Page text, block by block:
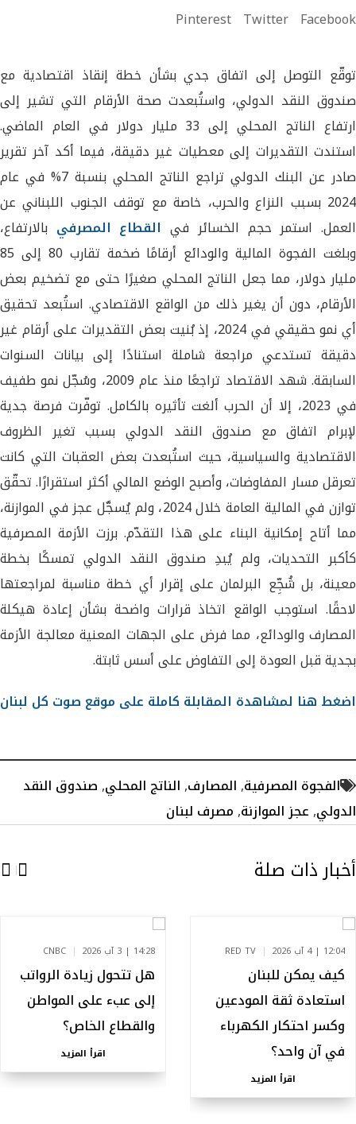
Facebook
Twitter
Pinterest
توقّع التوصل إلى اتفاق جدي بشأن خطة إنقاذ اقتصادية مع
صندوق النقد الدولي، واستُبعدت صحة الأرقام التي تشير إلى
ارتفاع الناتج المحلي إلى 33 مليار دولار في العام الماضي.
استندت التقديرات إلى معطيات غير دقيقة، فيما أكد آخر تقرير
صادر عن البنك الدولي تراجع الناتج المحلي بنسبة 7% في عام
2024 بسبب النزاع والحرب، خاصة مع توقف الجنوب اللبناني عن
العمل. استمر حجم الخسائر في القطاع المصرفي بالارتفاع،
وبلغت الفجوة المالية والودائع أرقامًا ضخمة تقارب 80 إلى 85
مليار دولار، مما جعل الناتج المحلي صغيرًا حتى مع تضخيم بعض
الأرقام، دون أن يغير ذلك من الواقع الاقتصادي. استُبعد تحقيق
أي نمو حقيقي في 2024، إذ بُنيت بعض التقديرات على أرقام غير
دقيقة تستدعي مراجعة شاملة استنادًا إلى بيانات السنوات
السابقة. شهد الاقتصاد تراجعًا منذ عام 2009، وسُجّل نمو طفيف
في 2023، إلا أن الحرب ألغت تأثيره بالكامل. توفّرت فرصة جدية
لإبرام اتفاق مع صندوق النقد الدولي بسبب تغير الظروف
الاقتصادية والسياسية، حيث استُبعدت بعض العقبات التي كانت
تعرقل مسار المفاوضات، وأصبح الوضع المالي أكثر استقرارًا. تحقّق
توازن في المالية العامة خلال 2024، ولم يُسجَّل عجز في الموازنة،
مما أتاح إمكانية البناء على هذا التقدّم. برزت الأزمة المصرفية
كأكبر التحديات، ولم يُبدِ صندوق النقد الدولي تمسكًا بخطة
معينة، بل شُجِّع البرلمان على إقرار أي خطة مناسبة لمراجعتها
لاحقًا. استوجب الواقع اتخاذ قرارات واضحة بشأن إعادة هيكلة
المصارف والودائع، مما فرض على الجهات المعنية معالجة الأزمة
بجدية قبل العودة إلى التفاوض على أسس ثابتة.
اضغط هنا لمشاهدة المقابلة كاملة على موقع صوت كل لبنان
الفجوة المصرفية,المصارف,الناتج المحلي,صندوق النقد
الدولي,عجز الموازنة,مصرف لبنان
أخبار ذات صلة
12:04 | 4 آب 2026 RED TV
كيف يمكن للبنان
استعادة ثقة المودعين
وكسر احتكار الكهرباء
في آن واحد؟
اقرأ المزيد
14:28 | 3 آب 2026 CNBC
هل تتحول زيادة الرواتب
إلى عبء على المواطن
والقطاع الخاص؟
اقرأ المزيد